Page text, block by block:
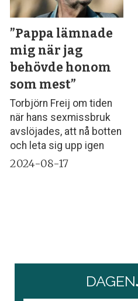
”Pappa lämnade
mig när jag
behövde honom
som mest”
Torbjörn Freij om tiden
när hans sexmissbruk
avslöjades, att nå botten
och leta sig upp igen
2024-08-17